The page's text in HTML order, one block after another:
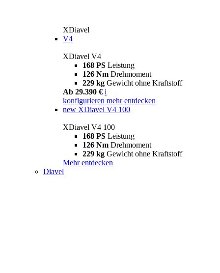
XDiavel
V4
XDiavel V4
168 PS Leistung
126 Nm Drehmoment
229 kg Gewicht ohne Kraftstoff
Ab 29.390 € i
konfigurieren mehr entdecken
new XDiavel V4 100
XDiavel V4 100
168 PS Leistung
126 Nm Drehmoment
229 kg Gewicht ohne Kraftstoff
Mehr entdecken
Diavel